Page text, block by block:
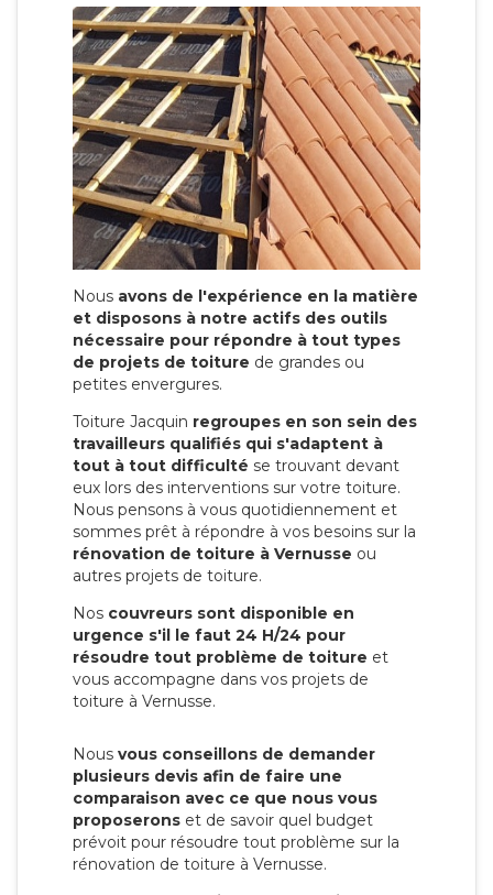
Nous avons de l'expérience en la matière
et disposons à notre actifs des outils
nécessaire pour répondre à tout types
de projets de toiture de grandes ou
petites envergures.
Toiture Jacquin regroupes en son sein des
travailleurs qualifiés qui s'adaptent à
tout à tout difficulté se trouvant devant
eux lors des interventions sur votre toiture.
Nous pensons à vous quotidiennement et
sommes prêt à répondre à vos besoins sur la
rénovation de toiture à Vernusse ou
autres projets de toiture.
Nos couvreurs sont disponible en
urgence s'il le faut 24 H/24 pour
résoudre tout problème de toiture et
vous accompagne dans vos projets de
toiture à Vernusse.
Nous vous conseillons de demander
plusieurs devis afin de faire une
comparaison avec ce que nous vous
proposerons et de savoir quel budget
prévoit pour résoudre tout problème sur la
rénovation de toiture à Vernusse.